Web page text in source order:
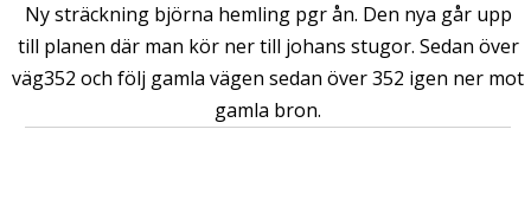
Ny sträckning björna hemling pgr ån. Den nya går upp
till planen där man kör ner till johans stugor. Sedan över
väg352 och följ gamla vägen sedan över 352 igen ner mot
gamla bron.